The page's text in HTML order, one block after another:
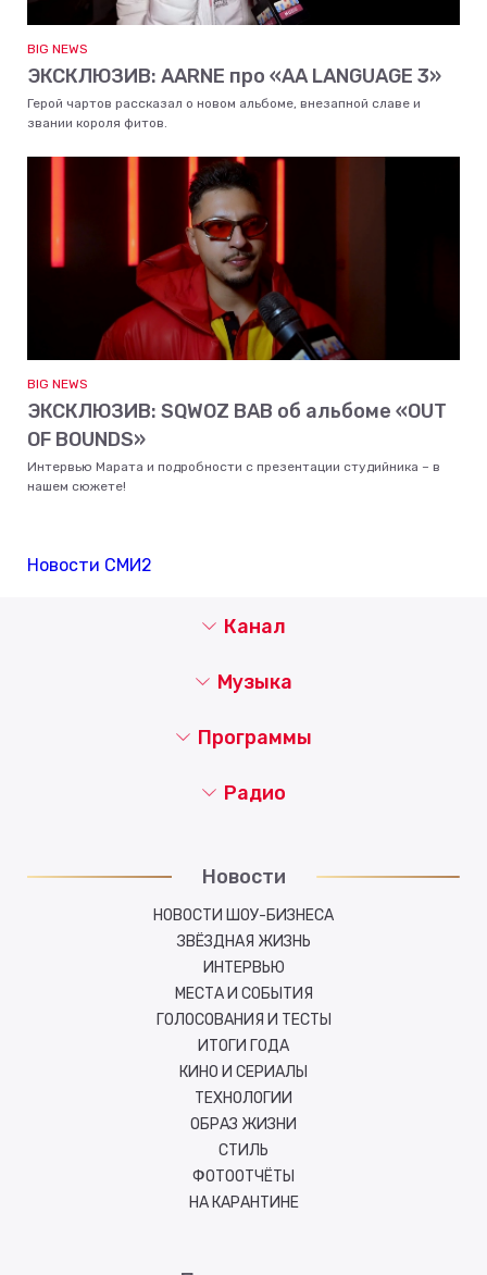
BIG NEWS
ЭКСКЛЮЗИВ: AARNE про «AA LANGUAGE 3»
Герой чартов рассказал о новом альбоме, внезапной славе и
звании короля фитов.
BIG NEWS
ЭКСКЛЮЗИВ: SQWOZ BAB об альбоме «OUT
OF BOUNDS»
Интервью Марата и подробности с презентации студийника – в
нашем сюжете!
Новости СМИ2
Канал
Музыка
Новости
НОВОСТИ ШОУ-БИЗНЕСА
ЗВЁЗДНАЯ ЖИЗНЬ
ИНТЕРВЬЮ
МЕСТА И СОБЫТИЯ
ГОЛОСОВАНИЯ И ТЕСТЫ
ИТОГИ ГОДА
КИНО И СЕРИАЛЫ
ТЕХНОЛОГИИ
ОБРАЗ ЖИЗНИ
СТИЛЬ
ФОТООТЧЁТЫ
НА КАРАНТИНЕ
Программы
Радио